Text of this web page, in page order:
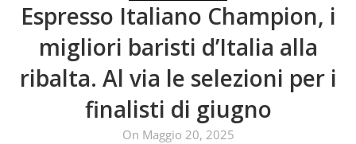
Espresso Italiano Champion, i
migliori baristi d’Italia alla
ribalta. Al via le selezioni per i
finalisti di giugno
On Maggio 20, 2025